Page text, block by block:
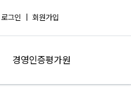
로그인 회원가입
경영인증평가원